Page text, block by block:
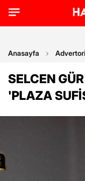
Anasayfa
SELCEN
'PLAZA